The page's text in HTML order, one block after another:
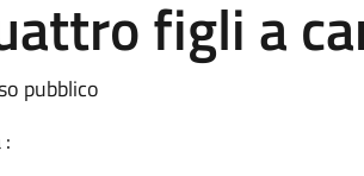
figli a
pubblico
: